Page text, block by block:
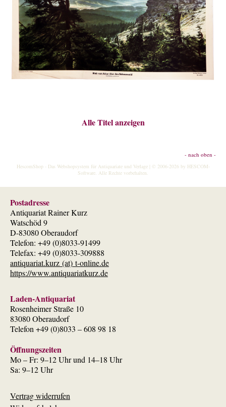
Alle Titel anzeigen
- nach oben -
HescomShop- Das Webshopsystem für Antiquariate und Verlage | © 2006-2026 by HESCOM-
Software . Alle Rechte vorbehalten.
Postadresse
Antiquariat Rainer Kurz
Watschöd 9
D-83080 Oberaudorf
Telefon: +49 (0)8033-91499
Telefax: +49 (0)8033-309888
antiquariat.kurz (at) t-online.de
https://www.antiquariatkurz.de
Laden-Antiquariat
Rosenheimer Straße 10
83080 Oberaudorf
Telefon +49 (0)8033 – 608 98 18
Öffnungszeiten
Mo – Fr: 9–12 Uhr und 14–18 Uhr
Sa: 9–12 Uhr
Vertrag widerrufen